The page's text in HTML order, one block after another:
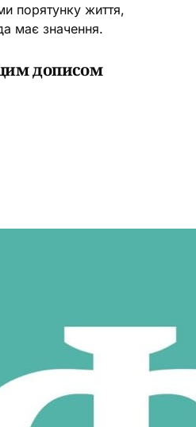
порятунку життя,
має значення.
дописом